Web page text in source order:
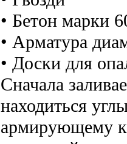
• Бетон марки
• Арматура
• Доски для
Сначала
находиться
армирующему